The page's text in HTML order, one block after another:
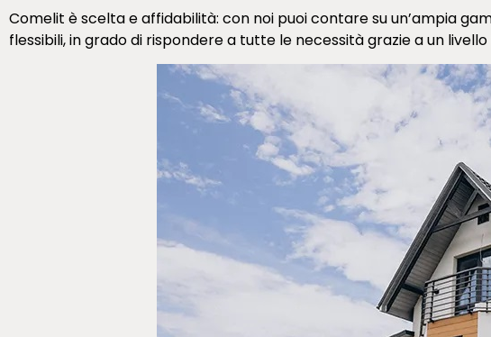
Comelit è scelta e affidabilità: con noi puoi contare su un’ampia
flessibili, in grado di rispondere a tutte le necessità grazie a un